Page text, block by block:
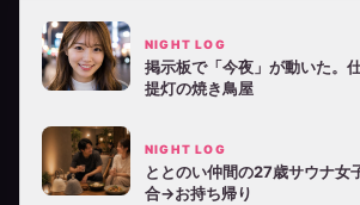
NIGHT LOG
掲示板で「今夜」が動いた。
提灯の焼き鳥屋
NIGHT LOG
ととのい仲間の27歳サウナ女
合→お持ち帰り